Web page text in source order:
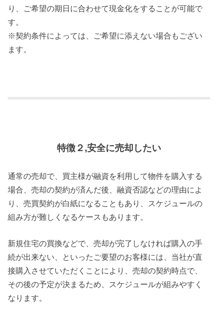
り、ご希望の期日に合わせて現金化をすることが可能で
す。
※契約条件によっては、ご希望に添えない場合もござい
ます。
特徴２,安全に売却したい
通常の売却で、買主様が融資を利用して物件を購入する
場合、売却の契約が済んだ後、融資否認などの理由によ
り、売買契約が白紙になることもあり、スケジュールの
組み方が難しくなるケースもあります。
新規住宅の買換などで、売却が完了しなければ購入の手
続が出来ない、といったご要望のお客様には、当社が直
接購入させていただくことにより、売却の契約時点で、
その後の予定が決まるため、スケジュールが組みやすく
なります。